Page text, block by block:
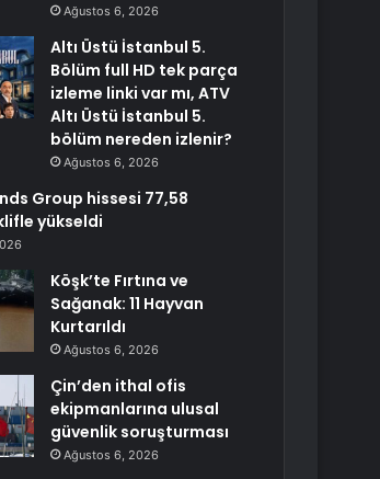
Ağustos 6, 2026
Altı Üstü İstanbul 5.
Bölüm full HD tek parça
izleme linki var mı, ATV
Altı Üstü İstanbul 5.
bölüm nereden izlenir?
Ağustos 6, 2026
Group hissesi 77,58
yükseldi
Köşk’te Fırtına ve
Sağanak: 11 Hayvan
Kurtarıldı
Ağustos 6, 2026
Çin’den ithal ofis
ekipmanlarına ulusal
güvenlik soruşturması
Ağustos 6, 2026